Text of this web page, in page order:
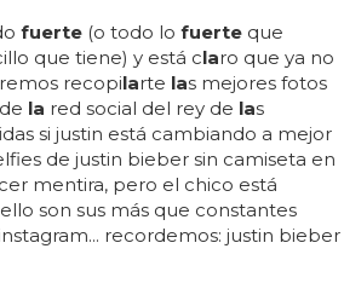
fuerte(o todo lo fuerteque
que tiene) y está claro que ya no
recopilarte las mejores fotos
la red social del rey de las
si justin está cambiando a mejor
de justin bieber sin camiseta en
mentira, pero el chico está
son sus más que constantes
recordemos: justin bieber